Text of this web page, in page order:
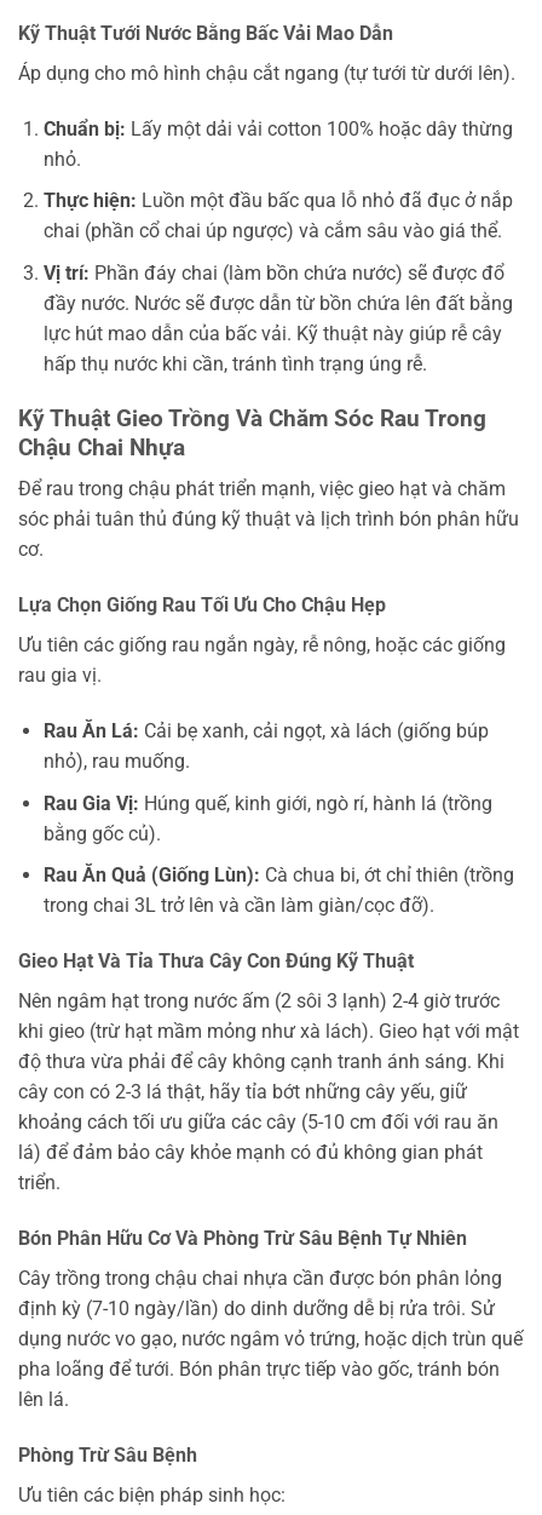
Kỹ Thuật Tưới Nước Bằng Bấc Vải Mao Dẫn
Áp dụng cho mô hình chậu cắt ngang (tự tưới từ dưới lên).
Chuẩn bị: Lấy một dải vải cotton 100% hoặc dây thừng
nhỏ.
Thực hiện: Luồn một đầu bấc qua lỗ nhỏ đã đục ở nắp
chai (phần cổ chai úp ngược) và cắm sâu vào giá thể.
Vị trí: Phần đáy chai (làm bồn chứa nước) sẽ được đổ
đầy nước. Nước sẽ được dẫn từ bồn chứa lên đất bằng
lực hút mao dẫn của bấc vải. Kỹ thuật này giúp rễ cây
hấp thụ nước khi cần, tránh tình trạng úng rễ.
Kỹ Thuật Gieo Trồng Và Chăm Sóc Rau Trong
Chậu Chai Nhựa
Để rau trong chậu phát triển mạnh, việc gieo hạt và chăm
sóc phải tuân thủ đúng kỹ thuật và lịch trình bón phân hữu
cơ.
Lựa Chọn Giống Rau Tối Ưu Cho Chậu Hẹp
Ưu tiên các giống rau ngắn ngày, rễ nông, hoặc các giống
rau gia vị.
Rau Ăn Lá: Cải bẹ xanh, cải ngọt, xà lách (giống búp
nhỏ), rau muống.
Rau Gia Vị: Húng quế, kinh giới, ngò rí, hành lá (trồng
bằng gốc củ).
Rau Ăn Quả (Giống Lùn): Cà chua bi, ớt chỉ thiên (trồng
trong chai 3L trở lên và cần làm giàn/cọc đỡ).
Gieo Hạt Và Tỉa Thưa Cây Con Đúng Kỹ Thuật
Nên ngâm hạt trong nước ấm (2 sôi 3 lạnh) 2-4 giờ trước
khi gieo (trừ hạt mầm mỏng như xà lách). Gieo hạt với mật
độ thưa vừa phải để cây không cạnh tranh ánh sáng. Khi
cây con có 2-3 lá thật, hãy tỉa bớt những cây yếu, giữ
khoảng cách tối ưu giữa các cây (5-10 cm đối với rau ăn
lá) để đảm bảo cây khỏe mạnh có đủ không gian phát
triển.
Bón Phân Hữu Cơ Và Phòng Trừ Sâu Bệnh Tự Nhiên
Cây trồng trong chậu chai nhựa cần được bón phân lỏng
định kỳ (7-10 ngày/lần) do dinh dưỡng dễ bị rửa trôi. Sử
dụng nước vo gạo, nước ngâm vỏ trứng, hoặc dịch trùn quế
pha loãng để tưới. Bón phân trực tiếp vào gốc, tránh bón
lên lá.
Phòng Trừ Sâu Bệnh
Ưu tiên các biện pháp sinh học: